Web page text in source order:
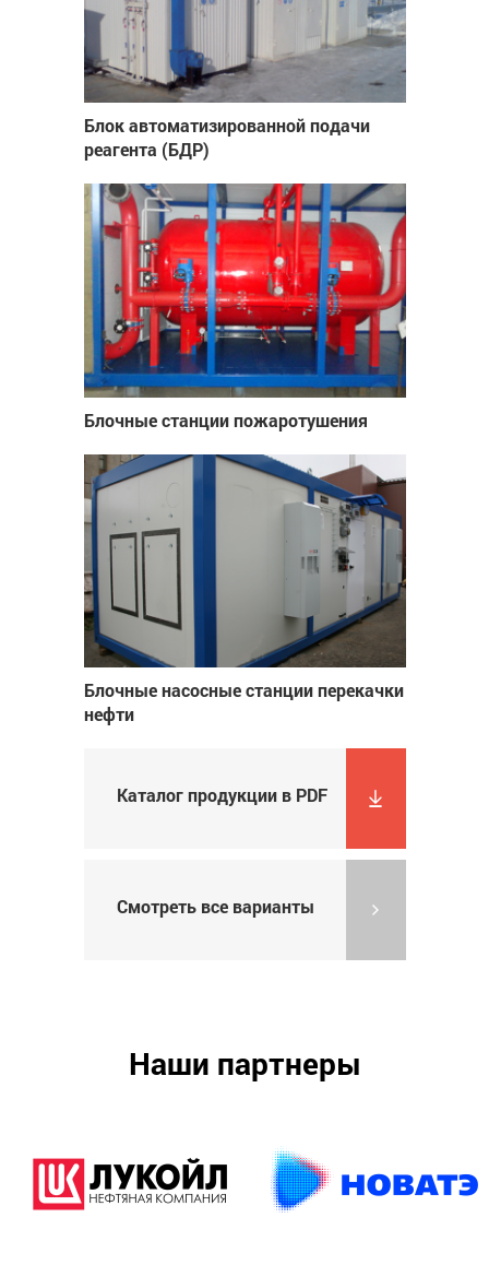
Блок автоматизированной подачи
реагента (БДР)
Блочные станции пожаротушения
Блочные насосные станции перекачки
нефти
Каталог продукции в PDF
Смотреть все варианты
Наши партнеры